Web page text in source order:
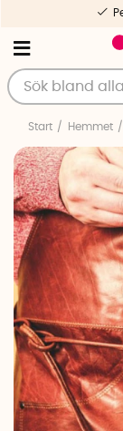
Start Hemmet